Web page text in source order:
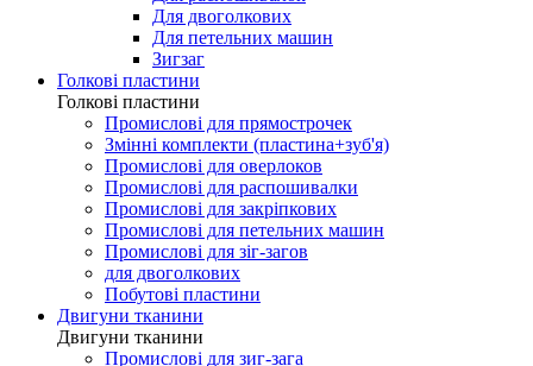
Для двоголкових
Для петельних машин
Зигзаг
Голкові пластини
Голкові пластини
Промислові для прямострочек
Змінні комплекти (пластина+зуб'я)
Промислові для оверлоков
Промислові для распошивалки
Промислові для закріпкових
Промислові для петельних машин
Промислові для зіг-загов
для двоголкових
Побутові пластини
Двигуни тканини
Двигуни тканини
Промислові для зиг-зага